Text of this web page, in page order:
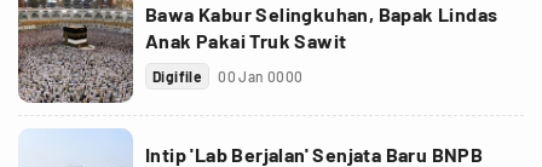
Bawa Kabur Selingkuhan, Bapak Lindas
Anak Pakai Truk Sawit
Digifile 00 Jan 0000
Intip 'Lab Berjalan' Senjata Baru BNPB